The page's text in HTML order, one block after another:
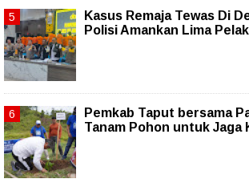
Kasus Remaja Tewas Di
Polisi Amankan Lima
Pemkab Taput bersama
Tanam Pohon untuk Jaga